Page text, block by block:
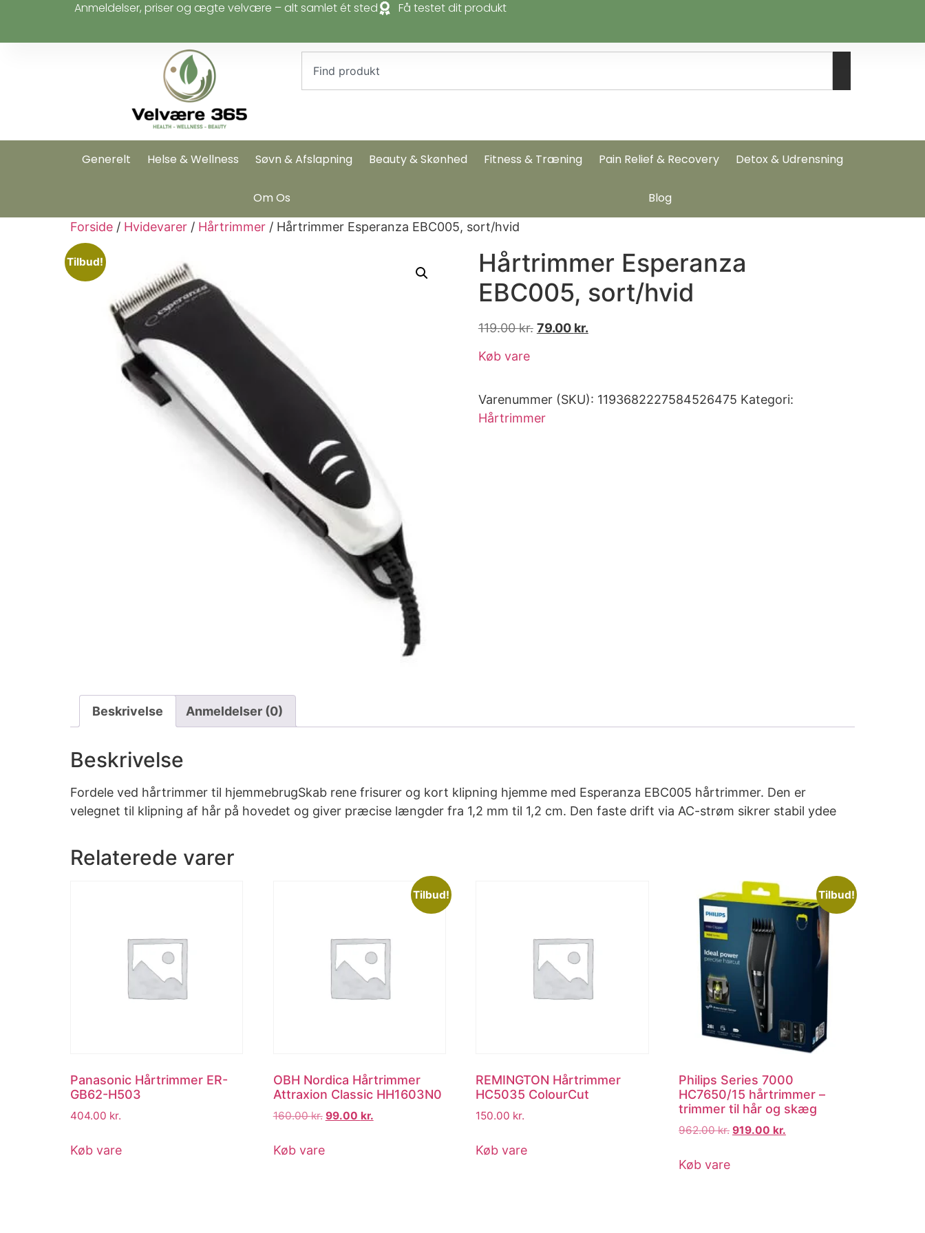
Anmeldelser, priser og ægte velvære – alt samlet ét sted Få testet dit produkt
Generelt Helse & Wellness Søvn & Afslapning Beauty & Skønhed Fitness & Træning Pain Relief & Recovery Detox & Udrensning
Om Os Blog
Forside / Hvidevarer / Hårtrimmer / Hårtrimmer Esperanza EBC005, sort/hvid
Tilbud!
Hårtrimmer Esperanza
EBC005, sort/hvid
119.00kr. 79.00 kr.
Køb vare
Varenummer (SKU): 1193682227584526475 Kategori:
Hårtrimmer
Beskrivelse Anmeldelser (0)
Beskrivelse
Fordele ved hårtrimmer til hjemmebrugSkab rene frisurer og kort klipning hjemme med Esperanza EBC005 hårtrimmer. Den er
velegnet til klipning af hår på hovedet og giver præcise længder fra 1,2 mm til 1,2 cm. Den faste drift via AC-strøm sikrer stabil ydee
Relaterede varer
Panasonic Hårtrimmer ER-
GB62-H503
404.00 kr.
Køb vare
Tilbud!
OBH Nordica Hårtrimmer
Attraxion Classic HH1603N0
160.00kr. 99.00 kr.
Køb vare
REMINGTON Hårtrimmer
HC5035 ColourCut
150.00 kr.
Køb vare
Tilbud!
Philips Series 7000
HC7650/15 hårtrimmer –
trimmer til hår og skæg
962.00kr. 919.00 kr.
Køb vare